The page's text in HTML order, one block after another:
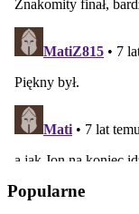
Popularne